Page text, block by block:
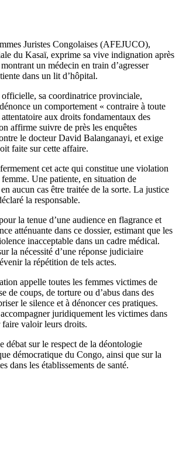
Juristes Congolaises (AFEJUCO),
du Kasaï, exprime sa vive indignation après
un médecin en train d’agresser
dans un lit d’hôpital.
sa coordinatrice provinciale,
un comportement « contraire à toute
aux droits fondamentaux des
affirme suivre de près les enquêtes
le docteur David Balanganayi, et exige
faite sur cette affaire.
cet acte qui constitue une violation
Une patiente, en situation de
aucun cas être traitée de la sorte. La justice
la responsable.
la tenue d’une audience en flagrance et
atténuante dans ce dossier, estimant que les
inacceptable dans un cadre médical.
la nécessité d’une réponse judiciaire
la répétition de tels actes.
appelle toutes les femmes victimes de
de coups, de torture ou d’abus dans des
le silence et à dénoncer ces pratiques.
juridiquement les victimes dans
faire valoir leurs droits.
débat sur le respect de la déontologie
démocratique du Congo, ainsi que sur la
dans les établissements de santé.